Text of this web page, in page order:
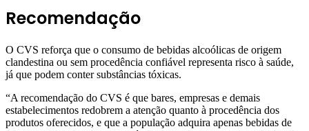
Recomendação
O CVS reforça que o consumo de bebidas alcoólicas de origem
clandestina ou sem procedência confiável representa risco à saúde,
já que podem conter substâncias tóxicas.
“A recomendação do CVS é que bares, empresas e demais
estabelecimentos redobrem a atenção quanto à procedência dos
produtos oferecidos, e que a população adquira apenas bebidas de